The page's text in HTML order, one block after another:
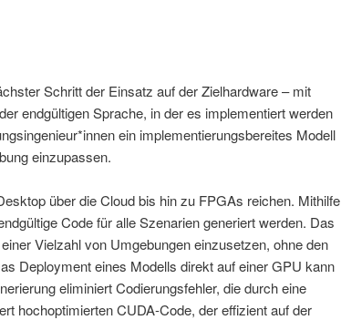
Schritt der Einsatz auf der Zielhardware – mit
endgültigen Sprache, in der es implementiert werden
ein implementierungsbereites Modell
einzupassen.
über die Cloud bis hin zu FPGAs reichen. Mithilfe
Code für alle Szenarien generiert werden. Das
Vielzahl von Umgebungen einzusetzen, ohne den
Deployment eines Modells direkt auf einer GPU kann
eliminiert Codierungsfehler, die durch eine
hochoptimierten CUDA-Code, der effizient auf der